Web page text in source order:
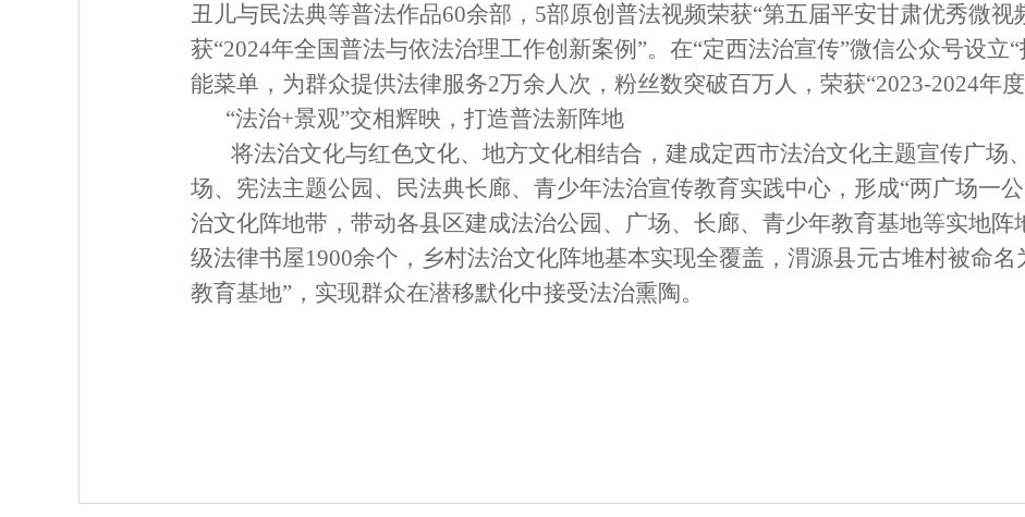
丑儿与民法典等普法作品60余部，5部原创普法视频荣获“第五届平安甘肃优秀微视
获“2024年全国普法与依法治理工作创新案例”。在“定西法治宣传”微信公众号设立
能菜单，为群众提供法律服务2万余人次，粉丝数突破百万人，荣获“2023-2024年度
“法治+景观”交相辉映，打造普法新阵地
将法治文化与红色文化、地方文化相结合，建成定西市法治文化主题宣传广场
场、宪法主题公园、民法典长廊、青少年法治宣传教育实践中心，形成“两广场一
治文化阵地带，带动各县区建成法治公园、广场、长廊、青少年教育基地等实地阵
级法律书屋1900余个，乡村法治文化阵地基本实现全覆盖，渭源县元古堆村被命名
教育基地”，实现群众在潜移默化中接受法治熏陶。